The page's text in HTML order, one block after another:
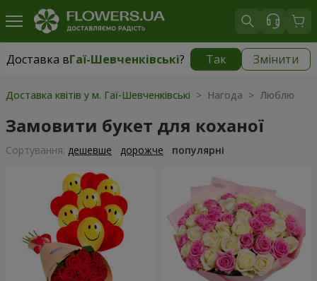
Доставка вГаї-Шевченківські? Так Змінити
Доставка вГаї-Шевченківські|безкоштовно
Доставка квітів у м. Гаї-Шевченківські > Нагода > Люблю
Замовити букет для коханої
Сортування: дешевше дорожче популярні